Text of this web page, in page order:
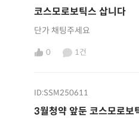
코스모로보틱스 삽니다
단가 채팅주세요
0 1건
ID:SSM250611
3월청약 앞둔 코스모로보